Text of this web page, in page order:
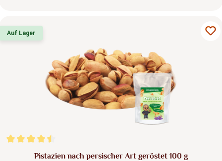
Auf Lager
Durchschnittliche Bewertung von 4.6 von 5 Sternen
Pistazien nach persischer Art geröstet 100 g